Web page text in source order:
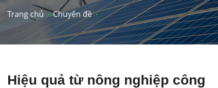
Trang chủ Chuyên đề
Hiệu quả từ nông nghiệp công